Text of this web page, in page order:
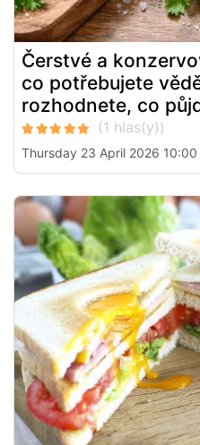
Čerstvé a
co potřebujete
rozhodnete, co
Thursday 23 April 2026 10:00